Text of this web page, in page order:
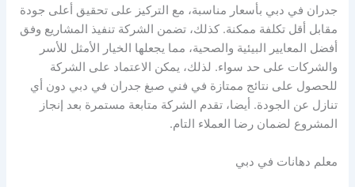
جدران في دبي بأسعار مناسبة، مع التركيز على تحقيق أعلى جودة
مقابل أقل تكلفة ممكنة. كذلك، تضمن الشركة تنفيذ المشاريع وفق
أفضل المعايير البيئية والصحية، مما يجعلها الخيار الأمثل للأسر
والشركات على حد سواء. لذلك، يمكن الاعتماد على الشركة
للحصول على نتائج ممتازة في فني صبغ جدران في دبي دون أي
تنازل عن الجودة. أيضا، تقدم الشركة متابعة مستمرة بعد إنجاز
المشروع لضمان رضا العملاء التام.
معلم دهانات في دبي